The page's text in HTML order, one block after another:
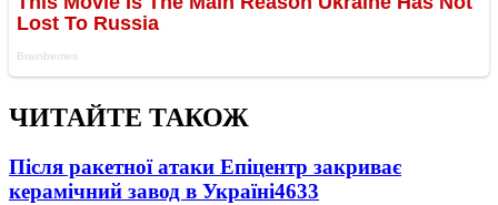
ЧИТАЙТЕ ТАКОЖ
Після ракетної атаки Епіцентр закриває
керамічний завод в Україні4633